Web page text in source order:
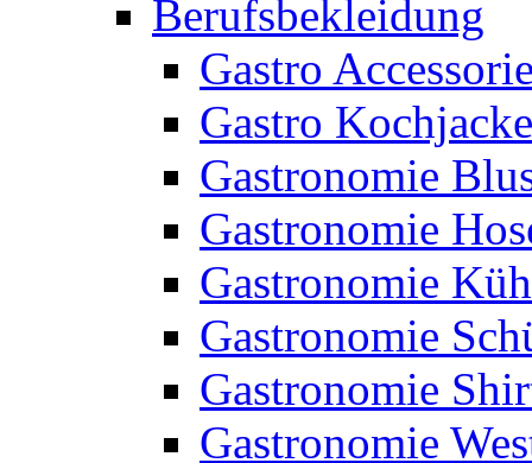
Berufsbekleidung
Gastro
Gastro
Gastronomie
Gastronomie
Gastronomie
Gastronomie
Gastronomie
Gastronomie